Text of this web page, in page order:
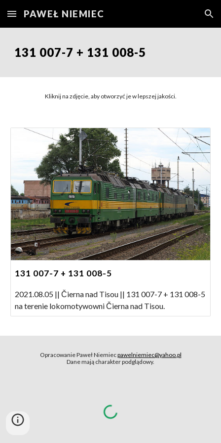
Skip to main content Skip to navigation
PAWEŁ NIEMIEC
131 007-7 + 131 008-5
Kliknij na zdjęcie, aby otworzyć je w lepszej jakości.
131 007-7 + 131 008-5
2021.08.05 || Čierna nad Tisou || 131 007-7 + 131 008-5
na terenie lokomotywowni Čierna nad Tisou.
Opracowanie Paweł Niemiecpawelniemiec@yahoo.pl
Dane mają charakter podglądowy.